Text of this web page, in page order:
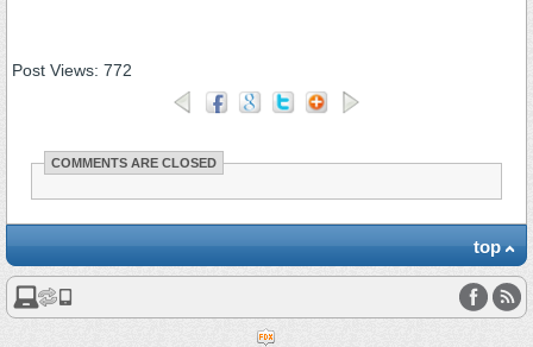
Post Views: 772
COMMENTS ARE CLOSED
top